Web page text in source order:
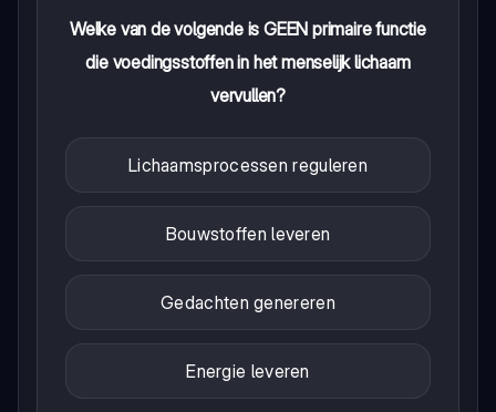
Welke van de volgende is GEEN primaire functie
die voedingsstoffen in het menselijk lichaam
vervullen?
Lichaamsprocessen reguleren
Bouwstoffen leveren
Gedachten genereren
Energie leveren